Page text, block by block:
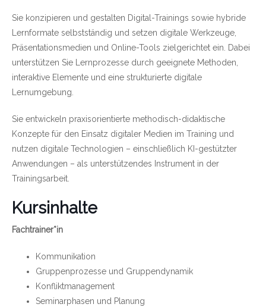
Sie konzipieren und gestalten Digital-Trainings sowie hybride
Lernformate selbstständig und setzen digitale Werkzeuge,
Präsentationsmedien und Online-Tools zielgerichtet ein. Dabei
unterstützen Sie Lernprozesse durch geeignete Methoden,
interaktive Elemente und eine strukturierte digitale
Lernumgebung.
Sie entwickeln praxisorientierte methodisch-didaktische
Konzepte für den Einsatz digitaler Medien im Training und
nutzen digitale Technologien – einschließlich KI-gestützter
Anwendungen – als unterstützendes Instrument in der
Trainingsarbeit.
Kursinhalte
Fachtrainer*in
Kommunikation
Gruppenprozesse und Gruppendynamik
Konfliktmanagement
Seminarphasen und Planung